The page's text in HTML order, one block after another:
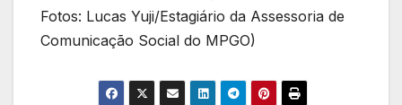
Fotos: Lucas Yuji/Estagiário da Assessoria de
Comunicação Social do MPGO)